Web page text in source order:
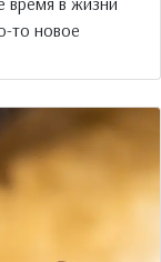
то новое